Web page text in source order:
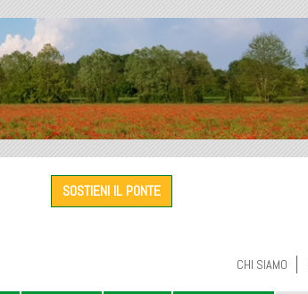
SOSTIENI IL PONTE
CHI SIAMO